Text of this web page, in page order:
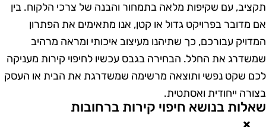
עם שקיפות מלאה בתמחור והבנה של צרכי הלקוח. בין
מדובר בפרויקט גדול או קטן, אנו מתאימים את הפתרון
עבורכם, כך שתיהנו מעיצוב איכותי ומראה מרהיב
את החלל. הבחירה בגבס עכשיו לחיפוי קירות מעניקה
שקט נפשי ותוצאה מרשימה שמשדרגת את הבית או העסק
ייחודית ואסתטית.
בנושא חיפוי קירות ברחובות